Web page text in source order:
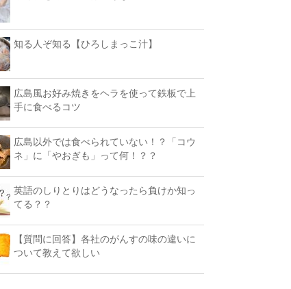
知る人ぞ知る【ひろしまっこ汁】
広島風お好み焼きをヘラを使って鉄板で上
手に食べるコツ
広島以外では食べられていない！？「コウ
ネ」に「やおぎも」って何！？？
英語のしりとりはどうなったら負けか知っ
てる？？
【質問に回答】各社のがんすの味の違いに
ついて教えて欲しい